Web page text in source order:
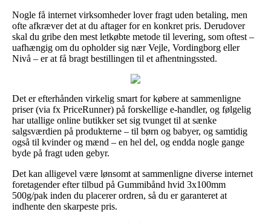
Nogle få internet virksomheder lover fragt uden betaling, men
ofte afkræver det at du aftager for en konkret pris. Derudover
skal du gribe den mest letkøbte metode til levering, som oftest –
uafhængig om du opholder sig nær Vejle, Vordingborg eller
Nivå – er at få bragt bestillingen til et afhentningssted.
Det er efterhånden virkelig smart for købere at sammenligne
priser (via fx PriceRunner) på forskellige e-handler, og følgelig
har utallige online butikker set sig tvunget til at sænke
salgsværdien på produkterne – til børn og babyer, og samtidig
også til kvinder og mænd – en hel del, og endda nogle gange
byde på fragt uden gebyr.
Det kan alligevel være lønsomt at sammenligne diverse internet
foretagender efter tilbud på Gummibånd hvid 3x100mm
500g/pak inden du placerer ordren, så du er garanteret at
indhente den skarpeste pris.